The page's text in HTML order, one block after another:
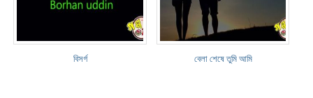
বিসর্গ বেলা শেষে তুমি আমি